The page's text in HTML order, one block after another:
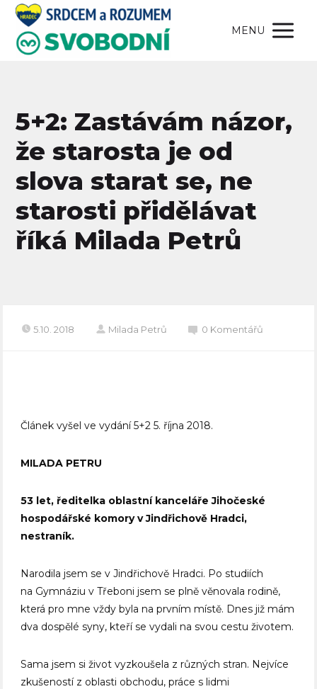
MENU
5+2: Zastávám názor,
že starosta je od
slova starat se, ne
starosti přidělávat
říká Milada Petrů
5.10. 2018 Milada Petrů 0 Komentářů
Článek vyšel ve vydání 5+2 5. října 2018.
MILADA PETRU
53 let, ředitelka oblastní kanceláře Jihočeské
hospodářské komory v Jindřichově Hradci,
nestraník.
Narodila jsem se v Jindřichově Hradci. Po studiích
na Gymnáziu v Třeboni jsem se plně věnovala rodině,
která pro mne vždy byla na prvním místě. Dnes již mám
dva dospělé syny, kteří se vydali na svou cestu životem.
Sama jsem si život vyzkoušela z různých stran. Nejvíce
zkušeností z oblasti obchodu, práce s lidmi